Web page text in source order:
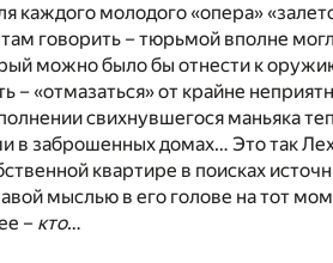
каждого молодого «опера»
говорить – тюрьмой вполне
можно было бы отнести к
– «отмазаться» от крайне
свихнувшегося маньяка
в заброшенных домах… Это так
квартире в поисках
мыслью в его голове на тот
– кто…